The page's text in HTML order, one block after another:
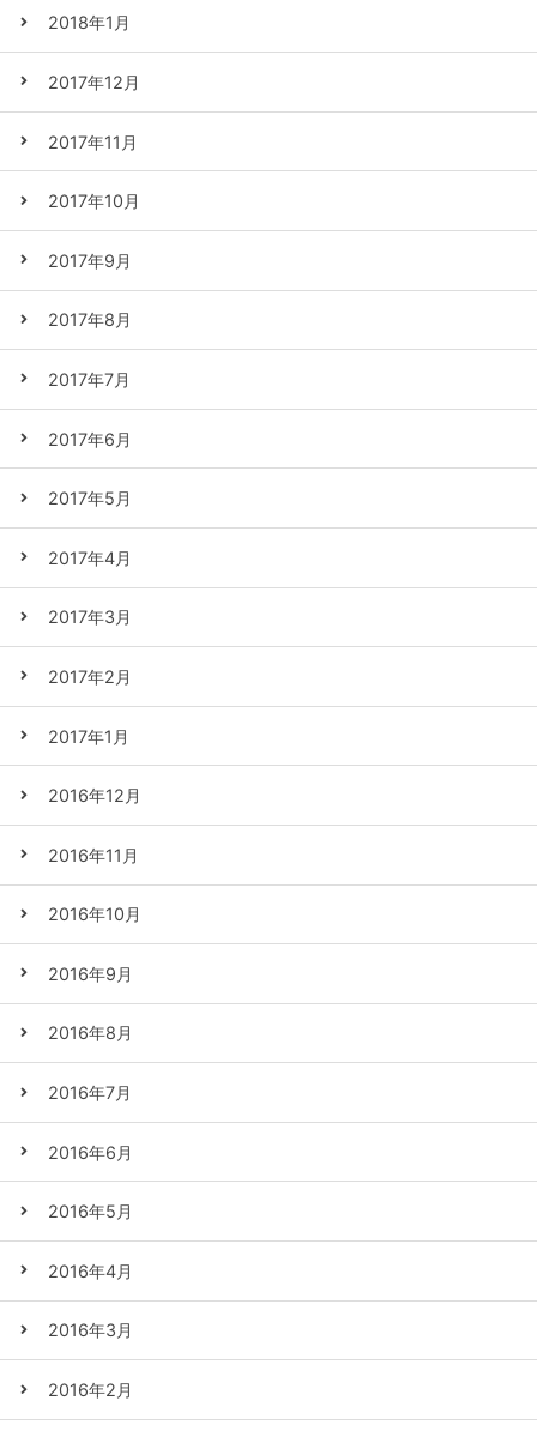
2018年1月
2017年12月
2017年11月
2017年10月
2017年9月
2017年8月
2017年7月
2017年6月
2017年5月
2017年4月
2017年3月
2017年2月
2017年1月
2016年12月
2016年11月
2016年10月
2016年9月
2016年8月
2016年7月
2016年6月
2016年5月
2016年4月
2016年3月
2016年2月